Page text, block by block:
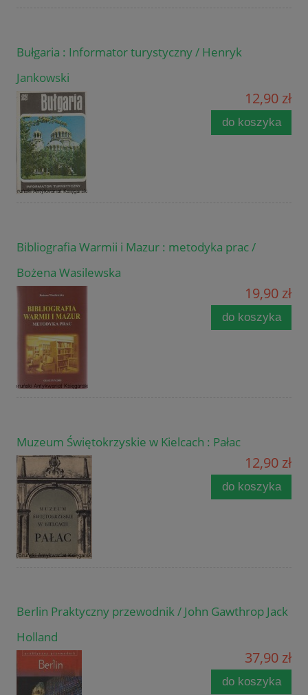
Bułgaria : Informator turystyczny / Henryk
Jankowski
12,90 zł
do koszyka
Bibliografia Warmii i Mazur : metodyka prac /
Bożena Wasilewska
19,90 zł
do koszyka
Muzeum Świętokrzyskie w Kielcach : Pałac
12,90 zł
do koszyka
Berlin Praktyczny przewodnik / John Gawthrop Jack
Holland
37,90 zł
do koszyka